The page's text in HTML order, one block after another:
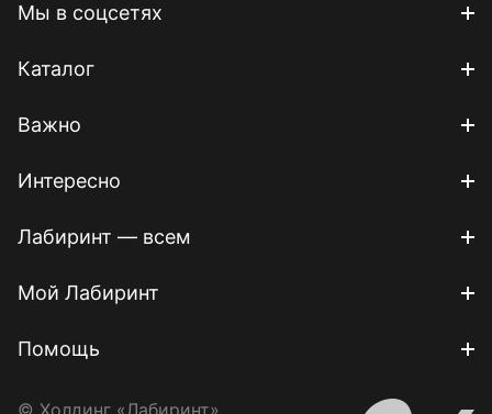
Мы в соцсетях
Каталог
Важно
Интересно
Лабиринт — всем
Мой Лабиринт
Помощь